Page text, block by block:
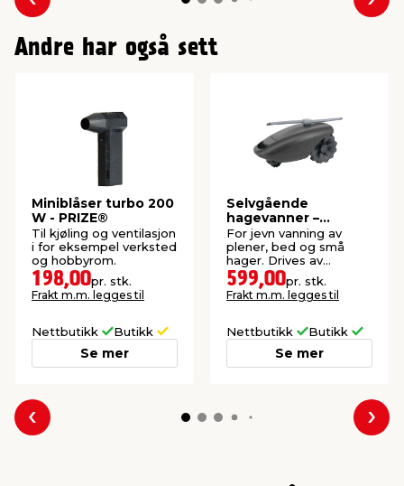
Forrige
Andre har også sett
Miniblåser turbo 200
W - PRIZE®
Til kjøling og ventilasjon
i for eksempel verksted
og hobbyrom.
198,00pr. stk.
Frakt m.m. legges til
Nettbutikk Butikk
Se mer
Selvgående
hagevanner –
Garden®
For jevn vanning av
plener, bed og små
hager. Drives av
vanntrykket fra
hageslangen.
599,00pr. stk.
Frakt m.m. legges til
Nettbutikk Butikk
Se mer
Forrige